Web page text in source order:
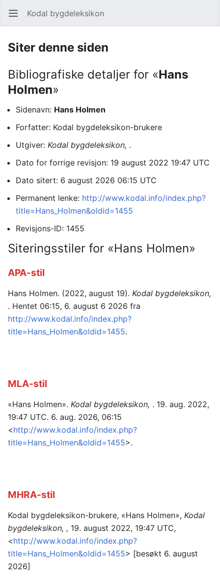
Åpne hovedmenyen Kodal bygdeleksikon
Siter denne siden
Bibliografiske detaljer for «Hans
Holmen»
Sidenavn: Hans Holmen
Forfatter: Kodal bygdeleksikon-brukere
Utgiver: Kodal bygdeleksikon, .
Dato for forrige revisjon: 19 august 2022 19:47 UTC
Dato sitert: 6 august 2026 06:15 UTC
Permanent lenke: http://www.kodal.info/index.php?
title=Hans_Holmen&oldid=1455
Revisjons-ID: 1455
Siteringsstiler for «Hans Holmen»
APA-stil
Hans Holmen. (2022, august 19). Kodal bygdeleksikon,
. Hentet 06:15, 6. august 6 2026 fra
http://www.kodal.info/index.php?
title=Hans_Holmen&oldid=1455.
MLA-stil
«Hans Holmen». Kodal bygdeleksikon, . 19. aug. 2022,
19:47 UTC. 6. aug. 2026, 06:15
<http://www.kodal.info/index.php?
title=Hans_Holmen&oldid=1455>.
MHRA-stil
Kodal bygdeleksikon-brukere, «Hans Holmen», Kodal
bygdeleksikon, , 19. august 2022, 19:47 UTC,
<http://www.kodal.info/index.php?
title=Hans_Holmen&oldid=1455> [besøkt 6. august
2026]